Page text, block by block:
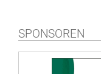
SPONSOREN